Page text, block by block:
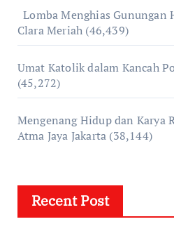
Lomba Menghias Gunungan
Clara Meriah (46,439)
Umat Katolik dalam Kancah
(45,272)
Mengenang Hidup dan Karya
Atma Jaya Jakarta (38,144)
Recent Post